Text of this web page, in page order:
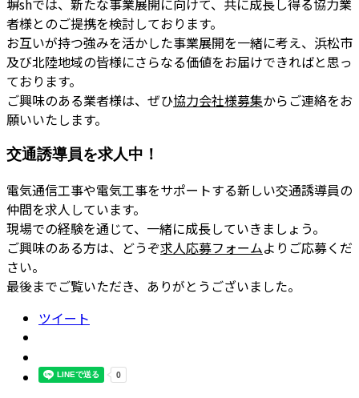
者様とのご提携を検討しております。
お互いが持つ強みを活かした事業展開を一緒に考え、浜松市
及び北陸地域の皆様にさらなる価値をお届けできればと思っ
ております。
ご興味のある業者様は、ぜひ協力会社様募集からご連絡をお
願いいたします。
交通誘導員を求人中！
電気通信工事や電気工事をサポートする新しい交通誘導員の
仲間を求人しています。
現場での経験を通じて、一緒に成長していきましょう。
ご興味のある方は、どうぞ求人応募フォームよりご応募くだ
さい。
最後までご覧いただき、ありがとうございました。
ツイート